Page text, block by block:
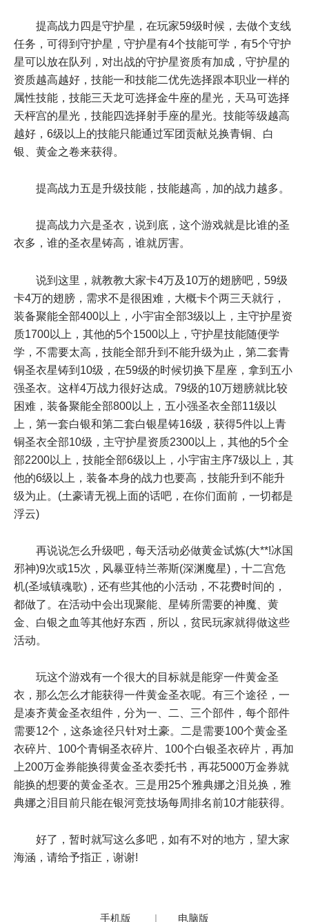
提高战力四是守护星，在玩家59级时候，去做个支线
任务，可得到守护星，守护星有4个技能可学，有5个守护
星可以放在队列，对出战的守护星资质有加成，守护星的
资质越高越好，技能一和技能二优先选择跟本职业一样的
属性技能，技能三天龙可选择金牛座的星光，天马可选择
天枰宫的星光，技能四选择射手座的星光。技能等级越高
越好，6级以上的技能只能通过军团贡献兑换青铜、白
银、黄金之卷来获得。
提高战力五是升级技能，技能越高，加的战力越多。
提高战力六是圣衣，说到底，这个游戏就是比谁的圣
衣多，谁的圣衣星铸高，谁就厉害。
说到这里，就教教大家卡4万及10万的翅膀吧，59级
卡4万的翅膀，需求不是很困难，大概卡个两三天就行，
装备聚能全部400以上，小宇宙全部3级以上，主守护星资
质1700以上，其他的5个1500以上，守护星技能随便学
学，不需要太高，技能全部升到不能升级为止，第二套青
铜圣衣星铸到10级，在59级的时候切换下星座，拿到五小
强圣衣。这样4万战力很好达成。79级的10万翅膀就比较
困难，装备聚能全部800以上，五小强圣衣全部11级以
上，第一套白银和第二套白银星铸16级，获得5件以上青
铜圣衣全部10级，主守护星资质2300以上，其他的5个全
部2200以上，技能全部6级以上，小宇宙主序7级以上，其
他的6级以上，装备本身的战力也要高，技能升到不能升
级为止。(土豪请无视上面的话吧，在你们面前，一切都是
浮云)
再说说怎么升级吧，每天活动必做黄金试炼(大**!冰国
邪神)9次或15次，风暴亚特兰蒂斯(深渊魔星)，十二宫危
机(圣域镇魂歌)，还有些其他的小活动，不花费时间的，
都做了。在活动中会出现聚能、星铸所需要的神魔、黄
金、白银之血等其他好东西，所以，贫民玩家就得做这些
活动。
玩这个游戏有一个很大的目标就是能穿一件黄金圣
衣，那么怎么才能获得一件黄金圣衣呢。有三个途径，一
是凑齐黄金圣衣组件，分为一、二、三个部件，每个部件
需要12个，这条途径只针对土豪。二是需要100个黄金圣
衣碎片、100个青铜圣衣碎片、100个白银圣衣碎片，再加
上200万金券能换得黄金圣衣委托书，再花5000万金券就
能换的想要的黄金圣衣。三是用25个雅典娜之泪兑换，雅
典娜之泪目前只能在银河竞技场每周排名前10才能获得。
好了，暂时就写这么多吧，如有不对的地方，望大家
海涵，请给予指正，谢谢!
手机版 | 电脑版